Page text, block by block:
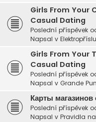
Girls From Your
Casual Dating
Poslední příspěvek
Napsal v
Girls From Your
Casual Dating
Poslední příspěvek
Napsal v Grande
Карты
Poslední příspěvek
Napsal v Pravidla